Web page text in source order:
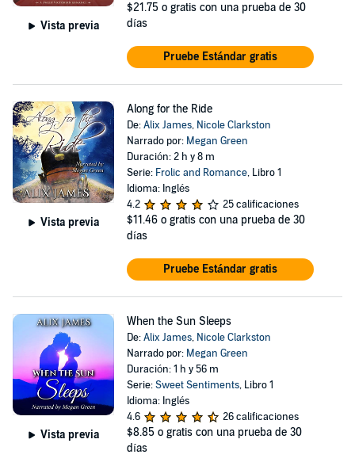
Vista previa
$21.75 o gratis con una prueba de 30
días
Pruebe Estándar gratis
Vista previa
Along for the Ride
De:Alix James, Nicole Clarkston
Narrado por: Megan Green
Duración: 2 h y 8 m
Serie: Frolic and Romance, Libro 1
Idioma: Inglés
4.2
25 calificaciones
$11.46 o gratis con una prueba de 30
días
Pruebe Estándar gratis
Vista previa
When the Sun Sleeps
De:Alix James, Nicole Clarkston
Narrado por: Megan Green
Duración: 1 h y 56 m
Serie:Sweet Sentiments, Libro 1
Idioma: Inglés
4.6
26 calificaciones
$8.85 o gratis con una prueba de 30
días